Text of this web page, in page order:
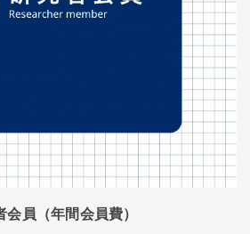
会員（年間会員費）